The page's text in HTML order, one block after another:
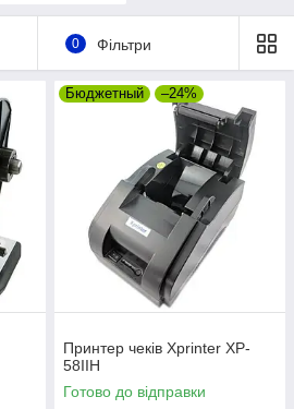
0 Фільтри
Бюджетный –24%
Принтер чеків Xprinter XP-
58IIH
Готово до відправки